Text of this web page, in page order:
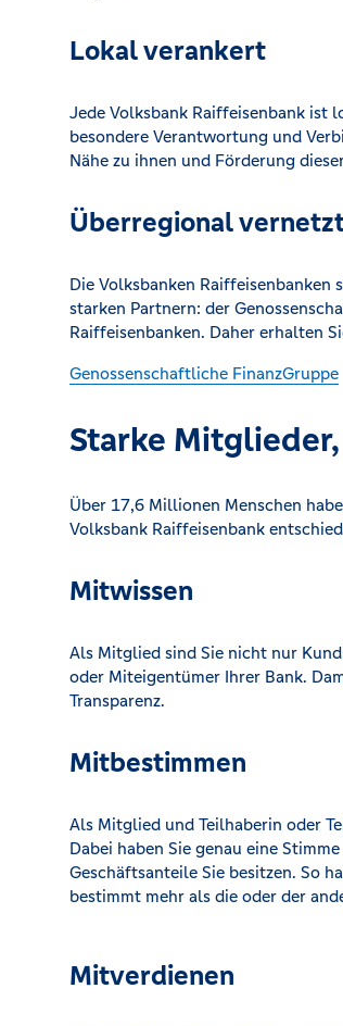
Lokal verankert
Jede Volksbank Raiffeisenbank ist
besondere Verantwortung und
Nähe zu ihnen und Förderung
Überregional
Die Volksbanken Raiffeisenbanken
starken Partnern: der
Raiffeisenbanken. Daher erhalten
Genossenschaftliche FinanzGruppe
Starke
Über 17,6 Millionen Menschen
Volksbank Raiffeisenbank
Mitwissen
Als Mitglied sind Sie nicht nur
oder Miteigentümer Ihrer Bank.
Transparenz.
Mitbestimmen
Als Mitglied und Teilhaberin oder
Dabei haben Sie genau eine
Geschäftsanteile Sie besitzen. So
bestimmt mehr als die oder der
Mitverdienen